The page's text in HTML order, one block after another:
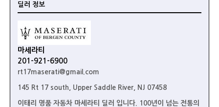
딜러 정보
마세라티
201-921-6900
rt17maserati@gmail.com
145 Rt 17 south, Upper Saddle River, NJ 07458
이태리 명품 자동차 마세라티 딜러 입니다. 100년이 넘는 전통의